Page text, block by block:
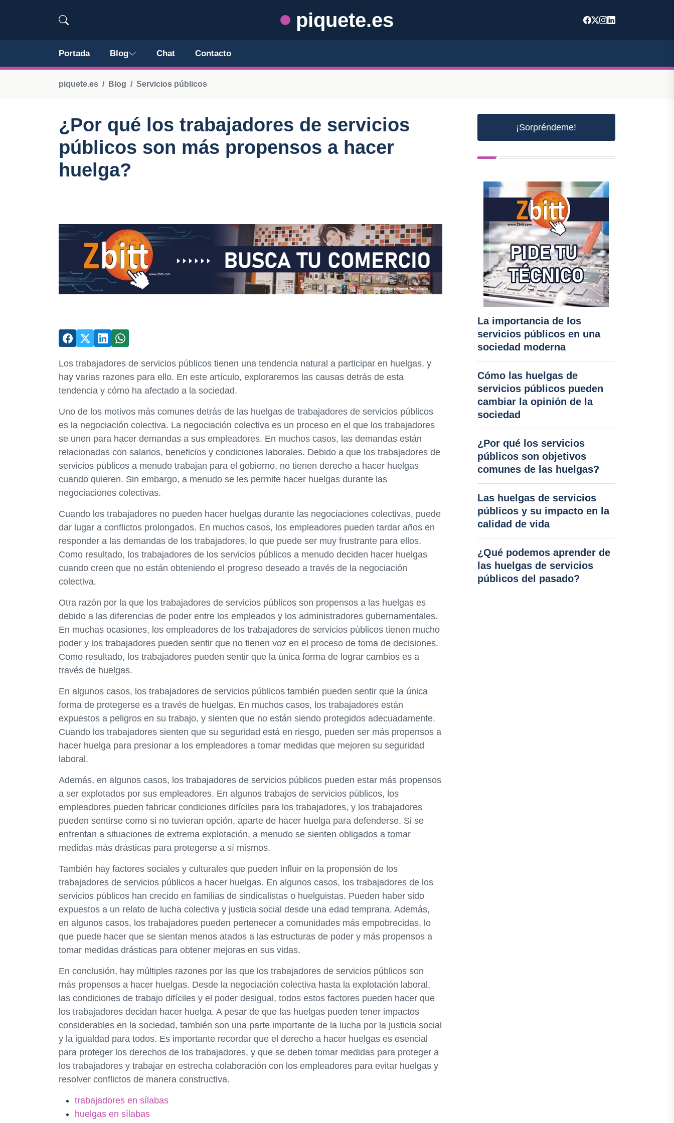
piquete.es
Portada Blog Chat Contacto
piquete.es Blog Servicios públicos
¿Por qué los trabajadores de servicios
públicos son más propensos a hacer
huelga?
Los trabajadores de servicios públicos tienen una tendencia natural a participar en huelgas, y
hay varias razones para ello. En este artículo, exploraremos las causas detrás de esta
tendencia y cómo ha afectado a la sociedad.
Uno de los motivos más comunes detrás de las huelgas de trabajadores de servicios públicos
es la negociación colectiva. La negociación colectiva es un proceso en el que los trabajadores
se unen para hacer demandas a sus empleadores. En muchos casos, las demandas están
relacionadas con salarios, beneficios y condiciones laborales. Debido a que los trabajadores de
servicios públicos a menudo trabajan para el gobierno, no tienen derecho a hacer huelgas
cuando quieren. Sin embargo, a menudo se les permite hacer huelgas durante las
negociaciones colectivas.
Cuando los trabajadores no pueden hacer huelgas durante las negociaciones colectivas, puede
dar lugar a conflictos prolongados. En muchos casos, los empleadores pueden tardar años en
responder a las demandas de los trabajadores, lo que puede ser muy frustrante para ellos.
Como resultado, los trabajadores de los servicios públicos a menudo deciden hacer huelgas
cuando creen que no están obteniendo el progreso deseado a través de la negociación
colectiva.
Otra razón por la que los trabajadores de servicios públicos son propensos a las huelgas es
debido a las diferencias de poder entre los empleados y los administradores gubernamentales.
En muchas ocasiones, los empleadores de los trabajadores de servicios públicos tienen mucho
poder y los trabajadores pueden sentir que no tienen voz en el proceso de toma de decisiones.
Como resultado, los trabajadores pueden sentir que la única forma de lograr cambios es a
través de huelgas.
En algunos casos, los trabajadores de servicios públicos también pueden sentir que la única
forma de protegerse es a través de huelgas. En muchos casos, los trabajadores están
expuestos a peligros en su trabajo, y sienten que no están siendo protegidos adecuadamente.
Cuando los trabajadores sienten que su seguridad está en riesgo, pueden ser más propensos a
hacer huelga para presionar a los empleadores a tomar medidas que mejoren su seguridad
laboral.
Además, en algunos casos, los trabajadores de servicios públicos pueden estar más propensos
a ser explotados por sus empleadores. En algunos trabajos de servicios públicos, los
empleadores pueden fabricar condiciones difíciles para los trabajadores, y los trabajadores
pueden sentirse como si no tuvieran opción, aparte de hacer huelga para defenderse. Si se
enfrentan a situaciones de extrema explotación, a menudo se sienten obligados a tomar
medidas más drásticas para protegerse a sí mismos.
También hay factores sociales y culturales que pueden influir en la propensión de los
trabajadores de servicios públicos a hacer huelgas. En algunos casos, los trabajadores de los
servicios públicos han crecido en familias de sindicalistas o huelguistas. Pueden haber sido
expuestos a un relato de lucha colectiva y justicia social desde una edad temprana. Además,
en algunos casos, los trabajadores pueden pertenecer a comunidades más empobrecidas, lo
que puede hacer que se sientan menos atados a las estructuras de poder y más propensos a
tomar medidas drásticas para obtener mejoras en sus vidas.
En conclusión, hay múltiples razones por las que los trabajadores de servicios públicos son
más propensos a hacer huelgas. Desde la negociación colectiva hasta la explotación laboral,
las condiciones de trabajo difíciles y el poder desigual, todos estos factores pueden hacer que
los trabajadores decidan hacer huelga. A pesar de que las huelgas pueden tener impactos
considerables en la sociedad, también son una parte importante de la lucha por la justicia social
y la igualdad para todos. Es importante recordar que el derecho a hacer huelgas es esencial
para proteger los derechos de los trabajadores, y que se deben tomar medidas para proteger a
los trabajadores y trabajar en estrecha colaboración con los empleadores para evitar huelgas y
resolver conflictos de manera constructiva.
trabajadores en sílabas
huelgas en sílabas
¡Sorpréndeme!
La importancia de los
servicios públicos en una
sociedad moderna
Cómo las huelgas de
servicios públicos pueden
cambiar la opinión de la
sociedad
¿Por qué los servicios
públicos son objetivos
comunes de las huelgas?
Las huelgas de servicios
públicos y su impacto en la
calidad de vida
¿Qué podemos aprender de
las huelgas de servicios
públicos del pasado?